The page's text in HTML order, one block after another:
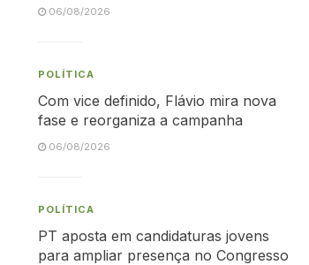
06/08/2026
POLÍTICA
Com vice definido, Flávio mira nova
fase e reorganiza a campanha
06/08/2026
POLÍTICA
PT aposta em candidaturas jovens
para ampliar presença no Congresso